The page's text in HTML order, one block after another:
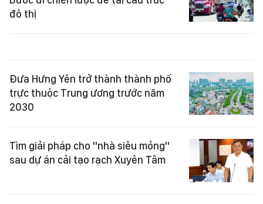
đô thị
Đưa Hưng Yên trở thành thành phố
trực thuộc Trung ương trước năm
2030
Tìm giải pháp cho "nhà siêu mỏng"
sau dự án cải tạo rạch Xuyên Tâm